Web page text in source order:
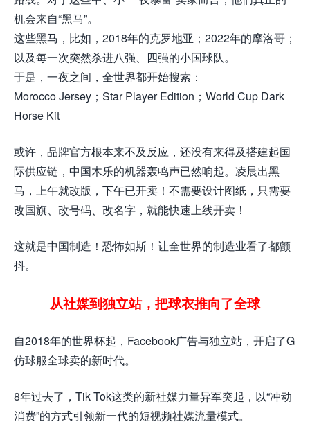
机会来自“黑马”。
这些黑马，比如，2018年的克罗地亚；2022年的摩洛哥；
以及每一次突然杀进八强、四强的小国球队。
于是，一夜之间，全世界都开始搜索：
Morocco Jersey；Star Player Edition；World Cup Dark
Horse Kit
或许，品牌官方根本来不及反应，还没有来得及搭建起国
际供应链，中国木乐的机器轰鸣声已然响起。凌晨出黑
马，上午就改版，下午已开卖！不需要设计图纸，只需要
改国旗、改号码、改名字，就能快速上线开卖！
这就是中国制造！恐怖如斯！让全世界的制造业看了都颤
抖。
从社媒到独立站，把球衣推向了全球
自2018年的世界杯起，Facebook广告与独立站，开启了G
仿球服全球卖的新时代。
8年过去了，Tik Tok这类的新社媒力量异军突起，以“冲动
消费”的方式引领新一代的短视频社媒流量模式。